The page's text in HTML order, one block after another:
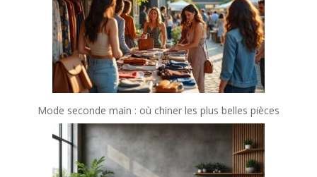
Mode seconde main : où chiner les plus belles pièces